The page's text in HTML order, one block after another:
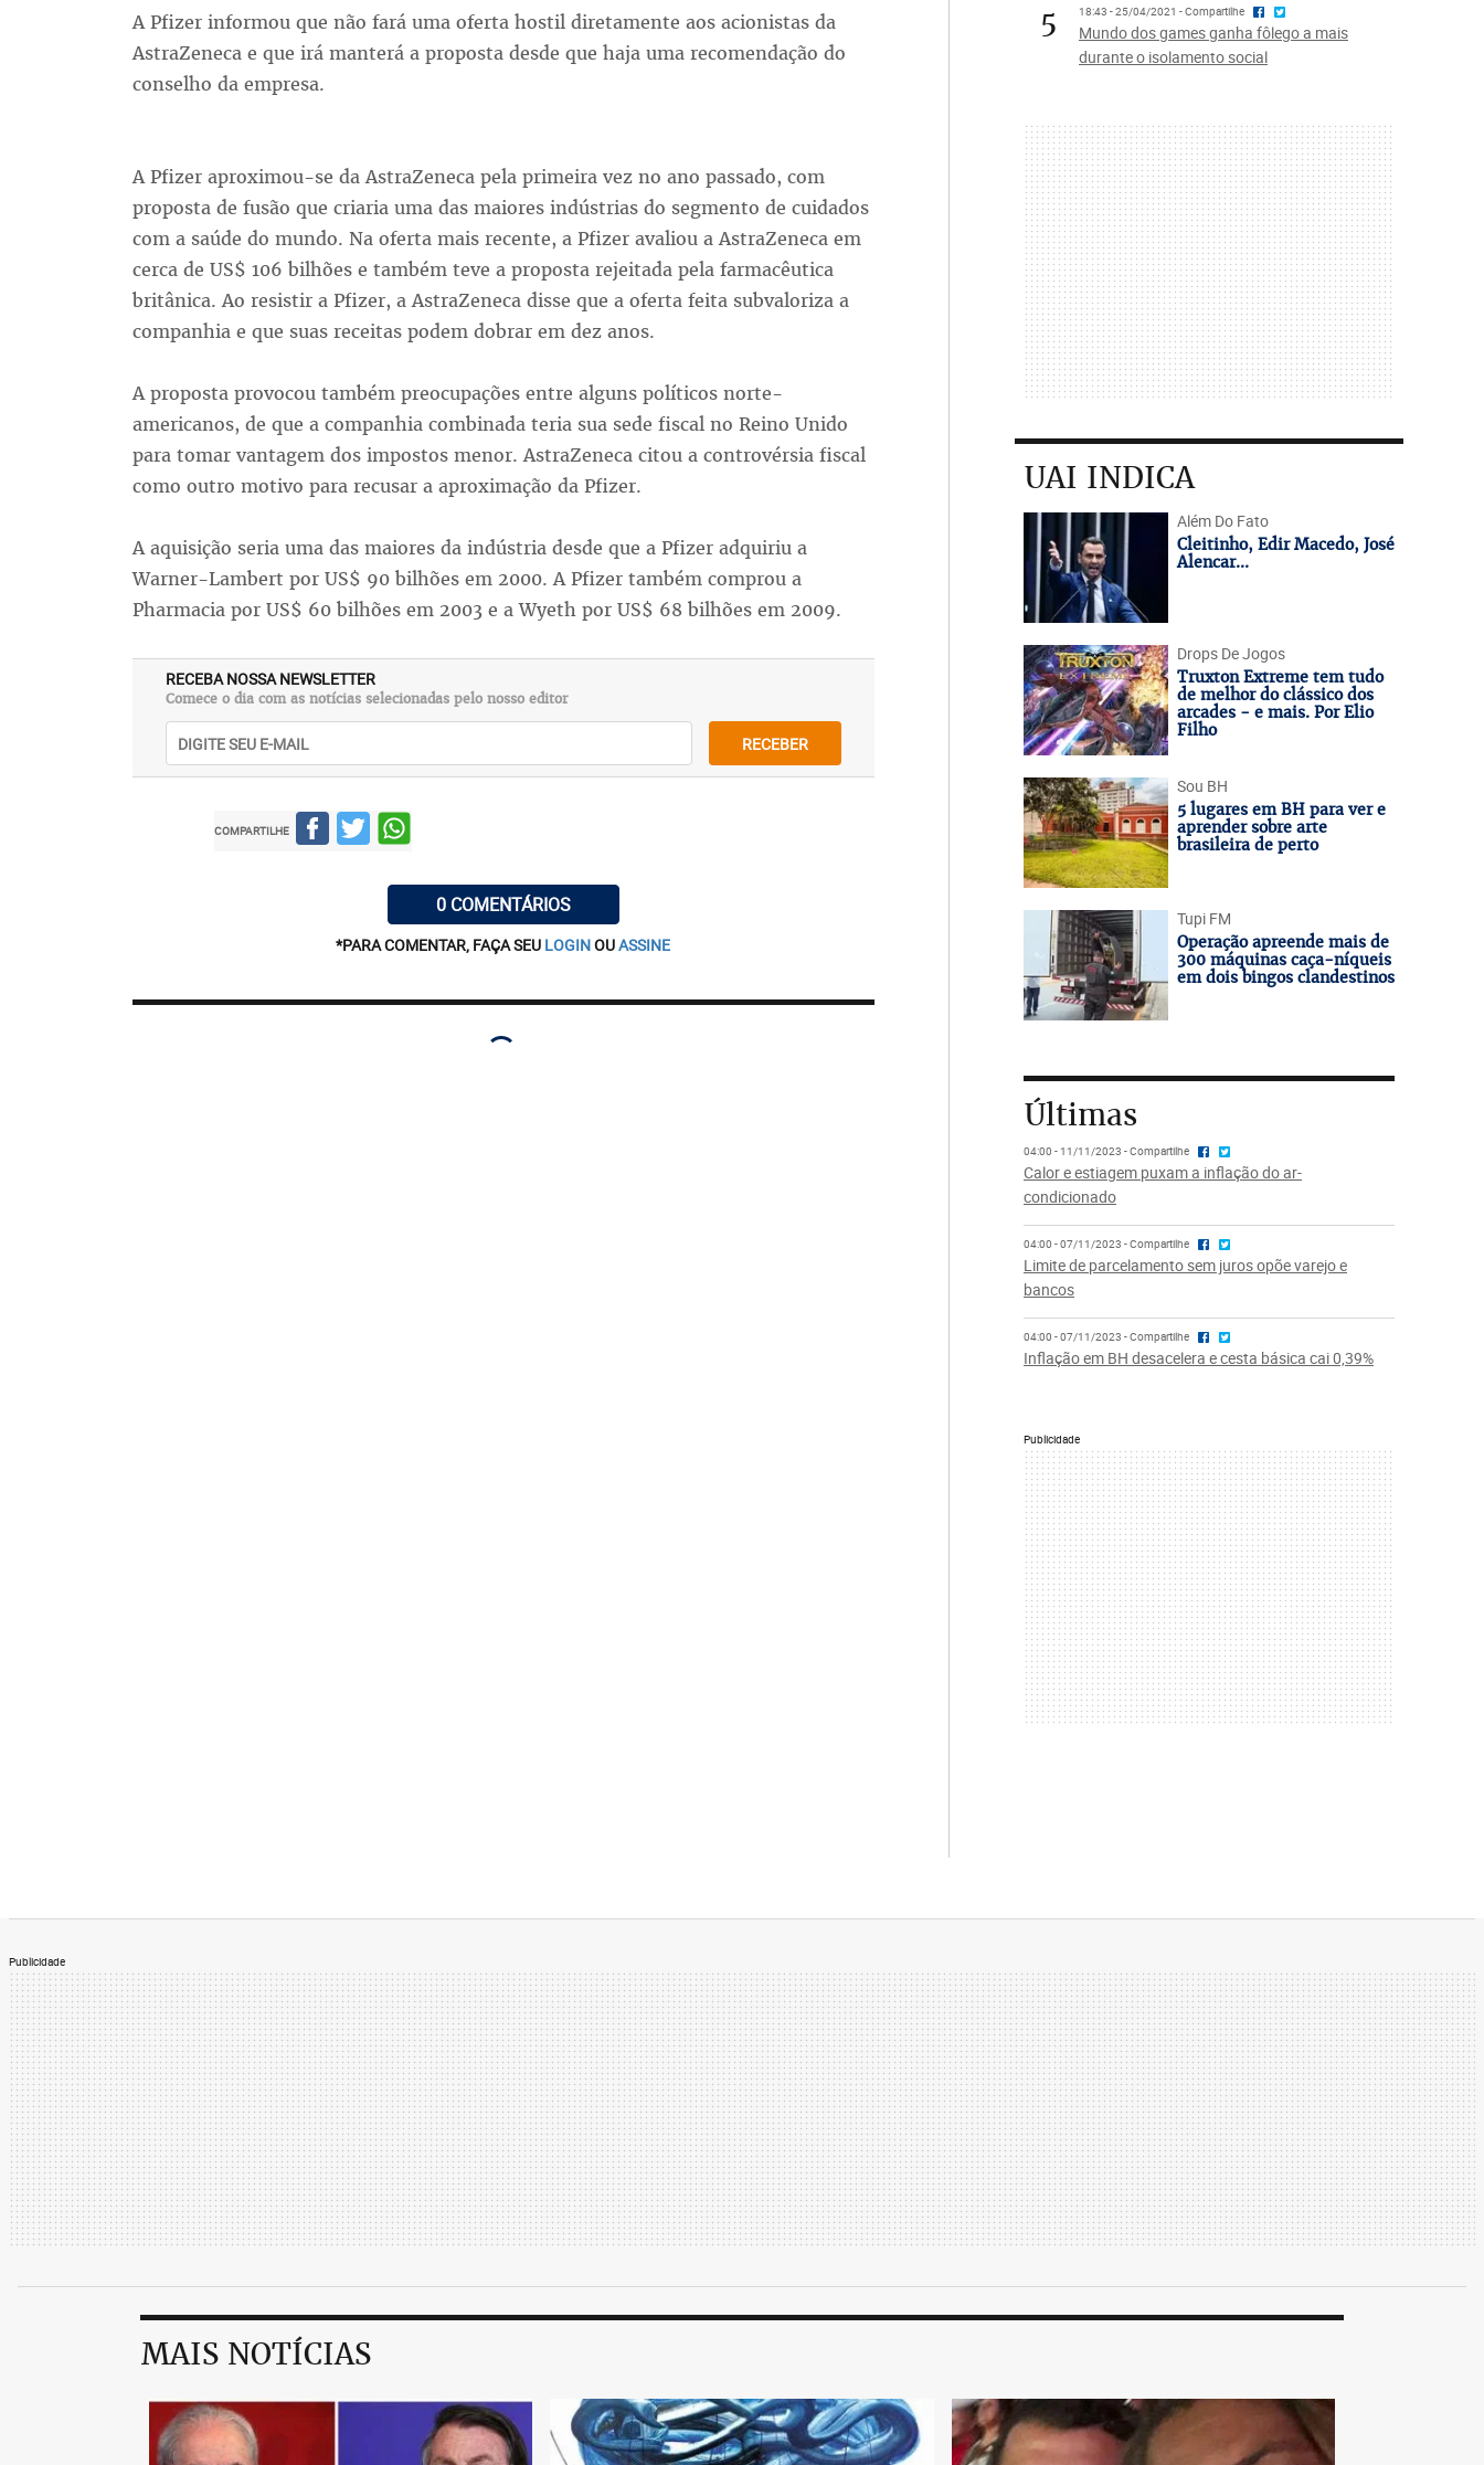
A Pfizer informou que não fará uma oferta hostil diretamente aos acionistas da
AstraZeneca e que irá manterá a proposta desde que haja uma recomendação do
conselho da empresa.
A Pfizer aproximou-se da AstraZeneca pela primeira vez no ano passado, com
proposta de fusão que criaria uma das maiores indústrias do segmento de cuidados
com a saúde do mundo. Na oferta mais recente, a Pfizer avaliou a AstraZeneca em
cerca de US$ 106 bilhões e também teve a proposta rejeitada pela farmacêutica
britânica. Ao resistir a Pfizer, a AstraZeneca disse que a oferta feita subvaloriza a
companhia e que suas receitas podem dobrar em dez anos.
A proposta provocou também preocupações entre alguns políticos norte-
americanos, de que a companhia combinada teria sua sede fiscal no Reino Unido
para tomar vantagem dos impostos menor. AstraZeneca citou a controvérsia fiscal
como outro motivo para recusar a aproximação da Pfizer.
A aquisição seria uma das maiores da indústria desde que a Pfizer adquiriu a
Warner-Lambert por US$ 90 bilhões em 2000. A Pfizer também comprou a
Pharmacia por US$ 60 bilhões em 2003 e a Wyeth por US$ 68 bilhões em 2009.
RECEBA NOSSA NEWSLETTER
Comece o dia com as notícias selecionadas pelo nosso editor
RECEBER
COMPARTILHE
0 COMENTÁRIOS
*PARA COMENTAR, FAÇA SEU LOGINOUASSINE
5 18:43 - 25/04/2021 - Compartilhe
Mundo dos games ganha fôlego a mais
durante o isolamento social
UAI INDICA
Além Do Fato
Cleitinho, Edir Macedo, José
Alencar...
Drops De Jogos
Truxton Extreme tem tudo
de melhor do clássico dos
arcades - e mais. Por Elio
Filho
Sou BH
5 lugares em BH para ver e
aprender sobre arte
brasileira de perto
Tupi FM
Operação apreende mais de
300 máquinas caça-níqueis
em dois bingos clandestinos
Últimas
04:00 - 11/11/2023 - Compartilhe
Calor e estiagem puxam a inflação do ar-
condicionado
04:00 - 07/11/2023 - Compartilhe
Limite de parcelamento sem juros opõe varejo e
bancos
04:00 - 07/11/2023 - Compartilhe
Inflação em BH desacelera e cesta básica cai 0,39%
Publicidade
Publicidade
MAIS NOTÍCIAS